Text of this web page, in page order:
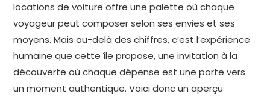
locations de voiture offre une palette où chaque
voyageur peut composer selon ses envies et ses
moyens. Mais au-delà des chiffres, c’est l’expérience
humaine que cette île propose, une invitation à la
découverte où chaque dépense est une porte vers
un moment authentique. Voici donc un aperçu